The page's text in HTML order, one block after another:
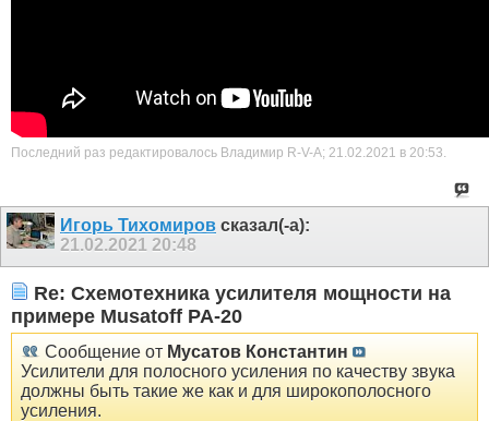
Последний раз редактировалось Владимир R-V-A; 21.02.2021 в 20:53.
Игорь Тихомиров сказал(-а):
21.02.2021 20:48
Re: Схемотехника усилителя мощности на
примере Musatoff PA-20
Сообщение от Мусатов Константин
Усилители для полосного усиления по качеству звука
должны быть такие же как и для широкополосного
усиления.